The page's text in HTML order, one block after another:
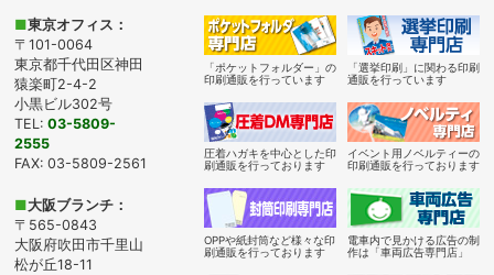
■東京オフィス：
〒101-0064
東京都千代田区神田
猿楽町2-4-2
小黒ビル302号
TEL:03-5809-
2555
FAX: 03-5809-2561
■大阪ブランチ：
〒565-0843
大阪府吹田市千里山
松が丘18-11
「ポケットフォルダー」の
印刷通販を行っています
「選挙印刷」に関わる印刷
通販を行っています
圧着ハガキを中心とした印
刷通販を行っております
イベント用ノベルティーの
印刷通販を行っております
OPPや紙封筒など様々な印
刷通販を行っております
電車内で見かける広告の制
作は「車両広告専門店」